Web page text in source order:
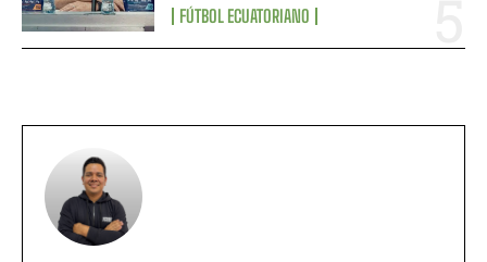
FÚTBOL ECUATORIANO